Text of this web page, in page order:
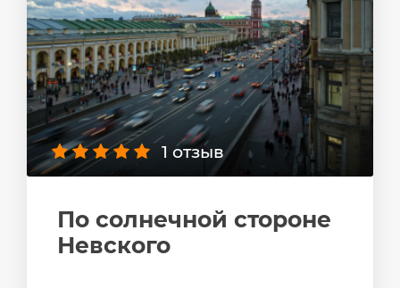
1 отзыв
По солнечной стороне
Невского